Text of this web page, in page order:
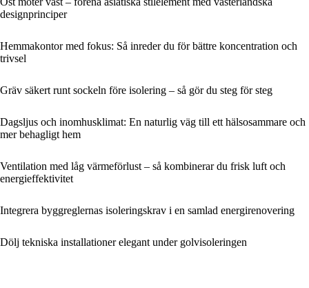
designprinciper
Hemmakontor med fokus: Så inreder du för bättre koncentration och
trivsel
Gräv säkert runt sockeln före isolering – så gör du steg för steg
Dagsljus och inomhusklimat: En naturlig väg till ett hälsosammare och
mer behagligt hem
Ventilation med låg värmeförlust – så kombinerar du frisk luft och
energieffektivitet
Integrera byggreglernas isoleringskrav i en samlad energirenovering
Dölj tekniska installationer elegant under golvisoleringen